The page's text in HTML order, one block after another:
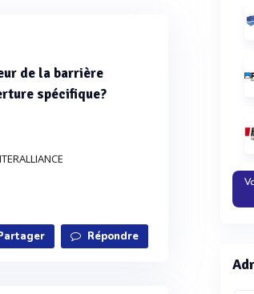
de la barrière
spécifique?
Répondre